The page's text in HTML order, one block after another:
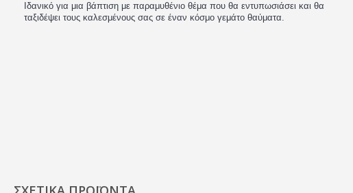
Ιδανικό για μια βάπτιση με παραμυθένιο θέμα που θα εντυπωσιάσει και θα
ταξιδέψει τους καλεσμένους σας σε έναν κόσμο γεμάτο θαύματα.